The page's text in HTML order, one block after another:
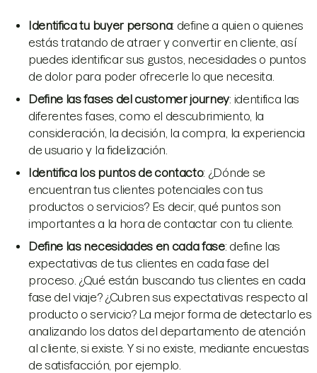
Identifica tu buyer persona: define a quien o quienes
estás tratando de atraer y convertir en cliente, así
puedes identificar sus gustos, necesidades o puntos
de dolor para poder ofrecerle lo que necesita.
Define las fases del customer journey: identifica las
diferentes fases, como el descubrimiento, la
consideración, la decisión, la compra, la experiencia
de usuario y la fidelización.
Identifica los puntos de contacto: ¿Dónde se
encuentran tus clientes potenciales con tus
productos o servicios? Es decir, qué puntos son
importantes a la hora de contactar con tu cliente.
Define las necesidades en cada fase: define las
expectativas de tus clientes en cada fase del
proceso. ¿Qué están buscando tus clientes en cada
fase del viaje? ¿Cubren sus expectativas respecto al
producto o servicio? La mejor forma de detectarlo es
analizando los datos del departamento de atención
al cliente, si existe. Y si no existe, mediante encuestas
de satisfacción, por ejemplo.